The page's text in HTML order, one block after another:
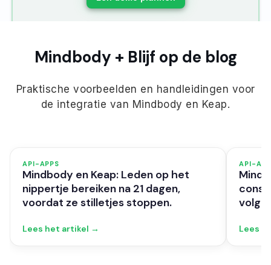
Mindbody + Blijf op de blog
Praktische voorbeelden en handleidingen voor
de integratie van Mindbody en Keap.
API-APPS
Mindbody en Keap: Leden op het
nippertje bereiken na 21 dagen,
voordat ze stilletjes stoppen.
Lees het artikel →
API-
Lees